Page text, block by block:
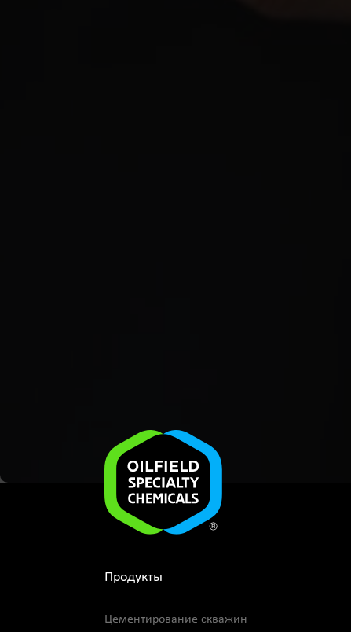
Продукты
Цементирование скважин